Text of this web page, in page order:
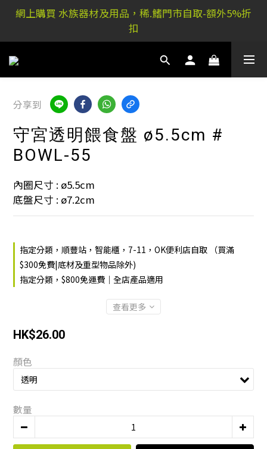
稀.鰭元朗店: 又新街51P號富祐閣16號地下｜ 稀.鰭旺角
店: 西洋菜南街101號金德行11樓
網上購買 水族器材及用品，稀.鰭門市自取-額外5%折
扣
店: 西洋菜南街101號金德行11樓
分享到
守宮透明餵食盤 ø5.5cm #
BOWL-55
內圈尺寸 : ø5.5cm
底盤尺寸 : ø7.2cm
指定分類，順豐站，智能櫃，7-11，OK便利店自取 （買滿
$300免費|底材及重型物品除外)
指定分類，$800免運費｜全店產品適用
查看更多
HK$26.00
顏色
數量